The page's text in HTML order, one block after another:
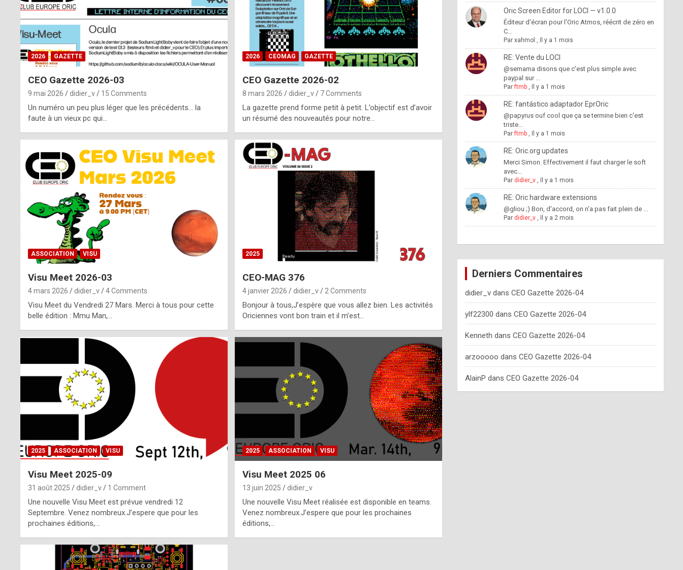
m
2026 GAZETTE
CEO Gazette 2026-03
9 mai 2026 didier_v 15 Comments
Un numéro un peu plus léger que les précédents… la
faute à un vieux pc qui…
2026 CEOMAG GAZETTE
CEO Gazette 2026-02
8 mars 2026 didier_v 7 Comments
La gazette prend forme petit à petit. L’objectif est d’avoir
un résumé des nouveautés pour notre…
ASSOCIATION VISU
Visu Meet 2026-03
4 mars 2026 didier_v 4 Comments
Visu Meet du Vendredi 27 Mars. Merci à tous pour cette
belle édition : Mmu Man,…
2025
CEO-MAG 376
4 janvier 2026 didier_v 2 Comments
Bonjour à tous,J’espère que vous allez bien. Les activités
Oriciennes vont bon train et il m’est…
2025 ASSOCIATION VISU
Visu Meet 2025-09
31 août 2025 didier_v 1 Comment
Une nouvelle Visu Meet est prévue vendredi 12
Septembre. Venez nombreux.J’espere que pour les
prochaines éditions,…
2025 ASSOCIATION VISU
Visu Meet 2025 06
13 juin 2025 didier_v
Une nouvelle Visu Meet réalisée est disponible en teams.
Venez nombreux.J’espere que pour les prochaines
éditions,…
Oric Screen Editor for LOCI — v1.0.0
Éditeur d'écran pour l'Oric Atmos, réécrit de zéro en
C...
Par xahmol , Il y a 1 mois
RE: Vente du LOCI
@semama disons que c'est plus simple avec
paypal sur ...
Parftmb, Il y a 1 mois
RE: fantástico adaptador EprOric
@papyrus ouf cool que ça se termine bien c'est
triste...
Parftmb, Il y a 1 mois
RE: Oric.org updates
Merci Simon. Effectivement il faut charger le soft
avec...
Par didier_v, Il y a 1 mois
RE: Oric hardware extensions
@gliou ;) Bon, d'accord, on n'a pas fait plein de ...
Par didier_v, Il y a 2 mois
Derniers Commentaires
didier_vdans CEO Gazette 2026-04
ylf22300 dans CEO Gazette 2026-04
Kenneth dans CEO Gazette 2026-04
arzooooo dans CEO Gazette 2026-04
AlainP dans CEO Gazette 2026-04